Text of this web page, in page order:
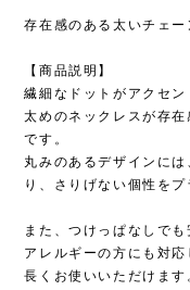
存在感のある太いチェ
【商品説明】
繊細なドットがアクセ
太めのネックレスが存
です。
丸みのあるデザインに
り、さりげない個性をプ
また、つけっぱなしで
アレルギーの方にも対
長くお使いいただけます